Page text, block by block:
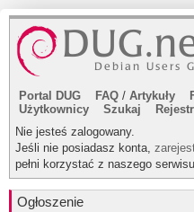
Portal DUG FAQ / Artykuły
Użytkownicy
Szukaj
Nie jesteś zalogowany.
Jeśli nie posiadasz konta,
pełni korzystać z naszego
Ogłoszenie